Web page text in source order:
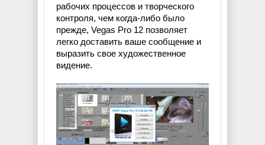
рабочих процессов и творческого
контроля, чем когда-либо было
прежде, Vegas Pro 12 позволяет
легко доставить ваше сообщение и
выразить свое художественное
видение.